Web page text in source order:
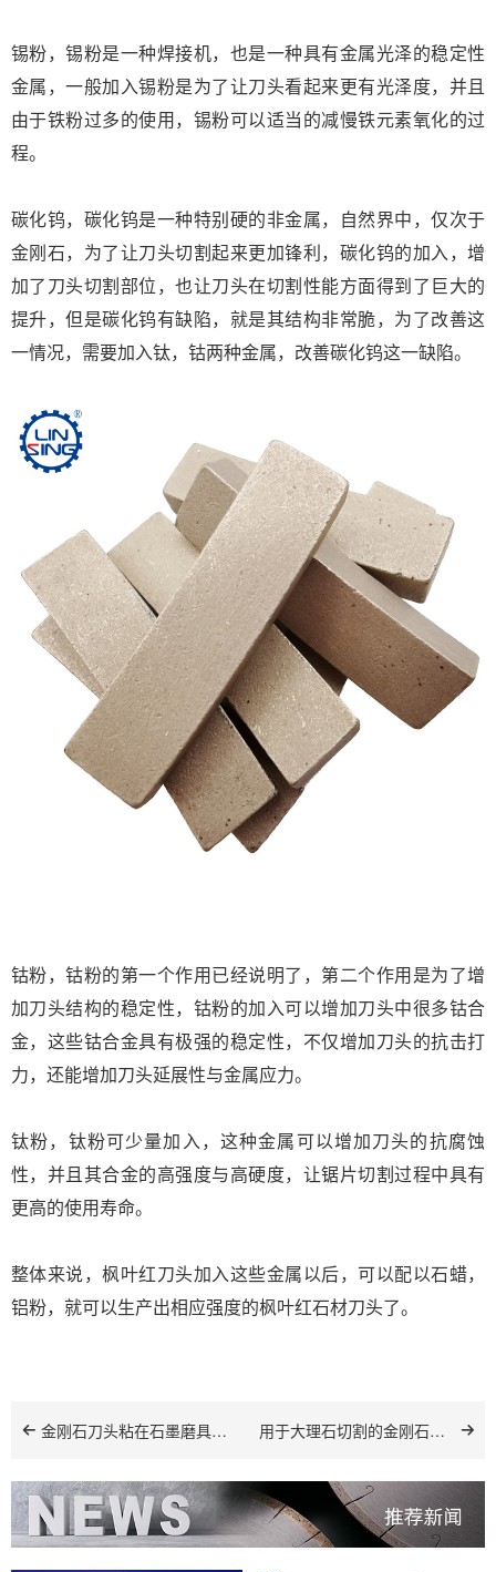
锡粉，锡粉是一种焊接机，也是一种具有金属光泽的稳定性
金属，一般加入锡粉是为了让刀头看起来更有光泽度，并且
由于铁粉过多的使用，锡粉可以适当的减慢铁元素氧化的过
程。
碳化钨，碳化钨是一种特别硬的非金属，自然界中，仅次于
金刚石，为了让刀头切割起来更加锋利，碳化钨的加入，增
加了刀头切割部位，也让刀头在切割性能方面得到了巨大的
提升，但是碳化钨有缺陷，就是其结构非常脆，为了改善这
一情况，需要加入钛，钴两种金属，改善碳化钨这一缺陷。
钴粉，钴粉的第一个作用已经说明了，第二个作用是为了增
加刀头结构的稳定性，钴粉的加入可以增加刀头中很多钴合
金，这些钴合金具有极强的稳定性，不仅增加刀头的抗击打
力，还能增加刀头延展性与金属应力。
钛粉，钛粉可少量加入，这种金属可以增加刀头的抗腐蚀
性，并且其合金的高强度与高硬度，让锯片切割过程中具有
更高的使用寿命。
整体来说，枫叶红刀头加入这些金属以后，可以配以石蜡，
铝粉，就可以生产出相应强度的枫叶红石材刀头了。
金刚石刀头粘在石墨磨具取不下来怎么办 用于大理石切割的金刚石刀头配方设计